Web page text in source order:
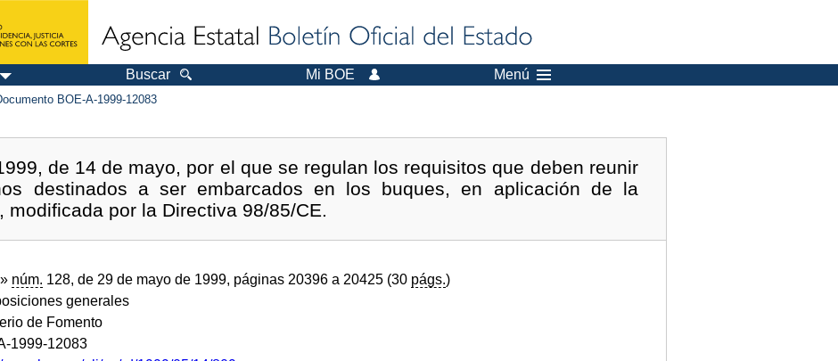
Buscar Mi BOE Menú
BOE-A-1999-12083
de 14 de mayo, por el que se regulan los requisitos que deben reunir
destinados a ser embarcados en los buques, en aplicación de la
modificada por la Directiva 98/85/CE.
» núm. 128, de 29 de mayo de 1999, páginas 20396 a 20425 (30 págs.)
generales
de Fomento
1999-12083